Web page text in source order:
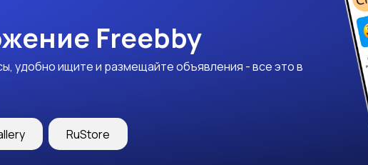
Freebby
удобно ищите и размещайте объявления - все это в
RuStore